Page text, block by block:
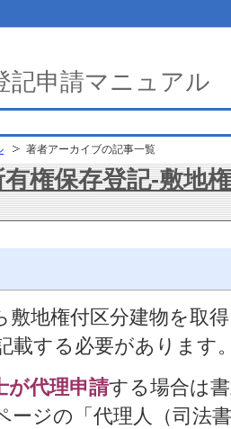
著者アーカイブの記事一覧
権保存登記-敷地
敷地権付区分建物を取
載する必要があります
が代理申請する場合は
ージの「代理人（司法
記申請マニュアル